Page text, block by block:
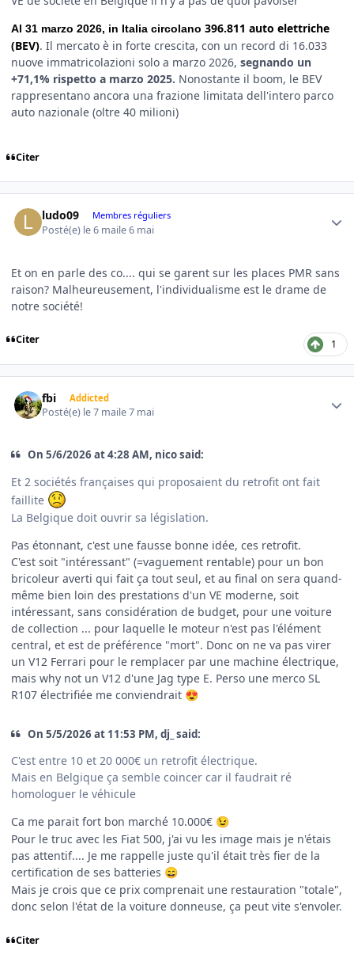
Al 31 marzo 2026, in Italia circolano 396.811 auto elettriche
(BEV). Il mercato è in forte crescita, con un record di 16.033
nuove immatricolazioni solo a marzo 2026, segnando un
+71,1% rispetto a marzo 2025. Nonostante il boom, le BEV
rappresentano ancora una frazione limitata dell'intero parco
auto nazionale (oltre 40 milioni)
Citer
ludo09 Membres réguliers
Posté(e) le 6 maile 6 mai
Et on en parle des co.... qui se garent sur les places PMR sans
raison? Malheureusement, l'individualisme est le drame de
notre société!
Citer 1
fbi Addicted
Posté(e) le 7 maile 7 mai
On 5/6/2026 at 4:28 AM, nico said:
Et 2 sociétés françaises qui proposaient du retrofit ont fait
faillite
La Belgique doit ouvrir sa législation.
Pas étonnant, c'est une fausse bonne idée, ces retrofit.
C'est soit "intéressant" (=vaguement rentable) pour un bon
bricoleur averti qui fait ça tout seul, et au final on sera quand-
même bien loin des prestations d'un VE moderne, soit
intéressant, sans considération de budget, pour une voiture
de collection ... pour laquelle le moteur n'est pas l'élément
central, et est de préférence "mort". Donc on ne va pas virer
un V12 Ferrari pour le remplacer par une machine électrique,
mais why not un V12 d'une Jag type E. Perso une merco SL
R107 électrifiée me conviendrait 😍
On 5/5/2026 at 11:53 PM, dj_ said:
C'est entre 10 et 20 000€ un retrofit électrique.
Mais en Belgique ça semble coincer car il faudrait ré
homologuer le véhicule
Ca me parait fort bon marché 10.000€ 😉
Pour le truc avec les Fiat 500, j'ai vu les image mais je n'étais
pas attentif.... Je me rappelle juste qu'il était très fier de la
certification de ses batteries 😄
Mais je crois que ce prix comprenait une restauration "totale",
donc selon l'état de la voiture donneuse, ça peut vite s'envoler.
Citer